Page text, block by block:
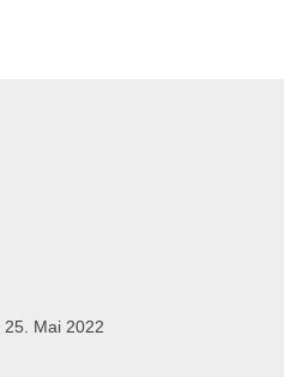
25. Mai 2022